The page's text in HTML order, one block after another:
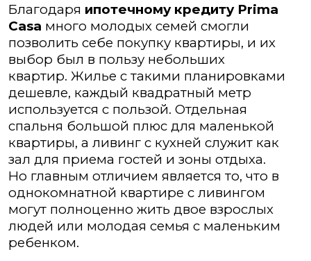
Благодаря ипотечному кредиту Prima
Casa много молодых семей смогли
позволить себе покупку квартиры, и их
выбор был в пользу небольших
квартир. Жилье с такими планировками
дешевле, каждый квадратный метр
используется с пользой. Отдельная
спальня большой плюс для маленькой
квартиры, а ливинг с кухней служит как
зал для приема гостей и зоны отдыха.
Но главным отличием является то, что в
однокомнатной квартире с ливингом
могут полноценно жить двое взрослых
людей или молодая семья с маленьким
ребенком.